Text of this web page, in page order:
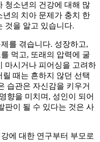
청소년의 건강에 대해 많
의 치아 문제가 충치 한
것을 알고 있습니다.
를 겪습니다. 성장하고,
먹고, 또래의 압력에 굴
마시거나 피어싱을 고려하
때는 흔하지 않던 선택
습관은 자신감을 키우거
향을 미치며, 성인이 되어
판이 될 수 있다는 것은 사
에 대한 연구부터 부모로